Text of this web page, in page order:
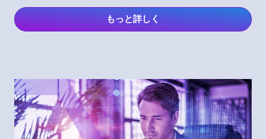
もっと詳しく